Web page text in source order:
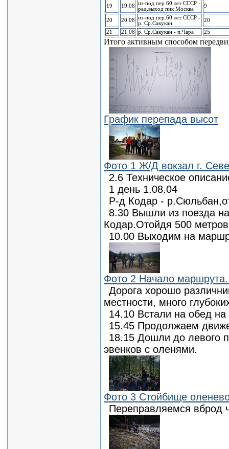
19 19.08
из-под пер.60 лет СССР -
рад.выход пик Москва
9
20 20.08
из-под пер.60 лет СССР -
р. Ср.Сакукан
20
21 21.08 р. Ср.Сакукан - п.Чара 25
Итого активным способом
График перепада высот
Фото 1 Ж/Д вокзал г.
2.6 Техническое
1 день 1.08.04
Р-д Кодар -
8.30 Вышли из поезда
Кодар.Отойдя 500
10.00 Выходим на
Фото 2 Начало
Дорога хорошо
местности, много
14.10 Встали на обед
15.45 Продолжаем
18.15 Дошли до левого
эвенков с оленями.
Фото 3 Стойбище
Переправляемся вброд